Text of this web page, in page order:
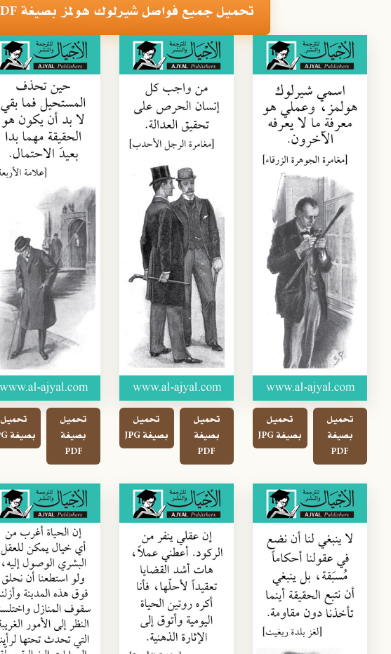
تحميل جميع فواصل شيرلوك هولمز بصيغة PDF
تحميل
بصيغة
PDF
تحميل
بصيغة JPG
تحميل
بصيغة
PDF
تحميل
بصيغة JPG
تحميل
بصيغة
PDF
تحميل
بصيغة JPG